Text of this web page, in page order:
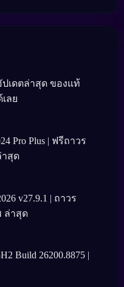
ปเดตล่าสุด ของแท้
ลย
Pro Plus | ฟรีถาวร
าสุด
v27.9.1 | ถาวร
ล่าสุด
Build 26200.8875 |